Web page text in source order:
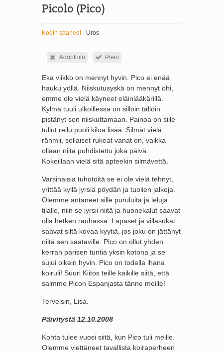
Picolo (Pico)
Kodin saaneet- Uros
Adoptoitu Pieni
Eka viikko on mennyt hyvin. Pico ei enää
hauku yöllä. Niiskutusyskä on mennyt ohi,
emme ole vielä käyneet eläinlääkärillä.
Kylmä tuuli ulkoillessa on silloin tällöin
pistänyt sen niiskuttamaan. Painoa on sille
tullut reilu puoli kiloa lisää. Silmät vielä
rähmii, sellaiset rukeat vanat on, vaikka
ollaan niitä puhdistettu joka päivä.
Kokeillaan vielä sitä apteekin silmävettä.
Varsinaisia tuhotöitä se ei ole vielä tehnyt,
yrittää kyllä jyrsiä pöydän ja tuolien jalkoja.
Olemme antaneet sille puruluita ja leluja
tilalle, niin se jyrsii niitä ja huonekalut saavat
olla hetken rauhassa. Lapaset ja villasukat
saavat siltä kovaa kyytiä, jos joku on jättänyt
niitä sen saataville. Pico on ollut yhden
kerran parisen tuntia yksin kotona ja se
sujui oikein hyvin. Pico on todella ihana
koiruli! Suuri Kiitos teille kaikille siitä, että
saimme Picon Espanjasta tänne meille!
Terveisin, Lisa.
Päivitystä 12.10.2008
Kohta tulee vuosi siitä, kun Pico tuli meille.
Olemme viettäneet tavallista koiraperheen